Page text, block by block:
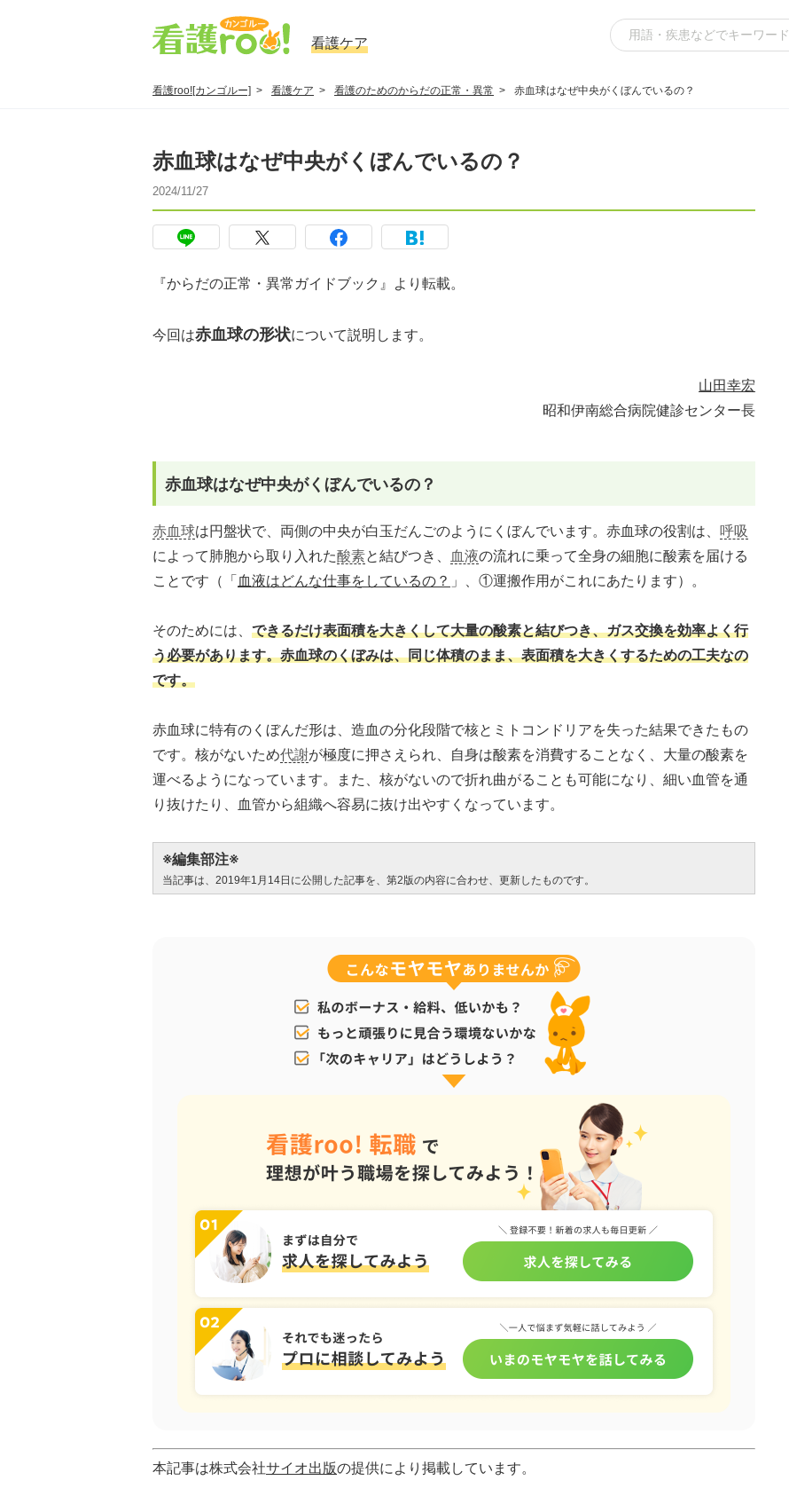
看護ケア
看護roo![カンゴルー] 看護ケア 看護のためのからだの正常・異常 赤血球はなぜ中央がくぼんでいるの？
赤血球はなぜ中央がくぼんでいるの？
2024/11/27
『からだの正常・異常ガイドブック』より転載。
今回は赤血球の形状について説明します。
山田幸宏
昭和伊南総合病院健診センター長
赤血球はなぜ中央がくぼんでいるの？
赤血球は円盤状で、両側の中央が白玉だんごのようにくぼんでいます。赤血球の役割は、
呼吸
によって肺胞から取り入れた酸素と結びつき、 血液の流れに乗って全身の細胞に酸素を届ける
ことです（「 血液はどんな仕事をしているの？ 」、①運搬作用がこれにあたります）。
そのためには、 できるだけ表面積を大きくして大量の酸素と結びつき、ガス交換を効率よく行
う必要があります。赤血球のくぼみは、同じ体積のまま、表面積を大きくするための工夫なの
です。
赤血球に特有のくぼんだ形は、造血の分化段階で核とミトコンドリアを失った結果できたもの
です。核がないため代謝が極度に押さえられ、自身は酸素を消費することなく、大量の酸素を
運べるようになっています。また、核がないので折れ曲がることも可能になり、細い血管を通
り抜けたり、血管から組織へ容易に抜け出やすくなっています。
※編集部注※
当記事は、2019年1月14日に公開した記事を、第2版の内容に合わせ、更新したものです。
本記事は株式会社サイオ出版の提供により掲載しています。